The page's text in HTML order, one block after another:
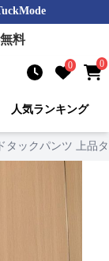
料
0 0
人気ランキング
タックパンツ 上品